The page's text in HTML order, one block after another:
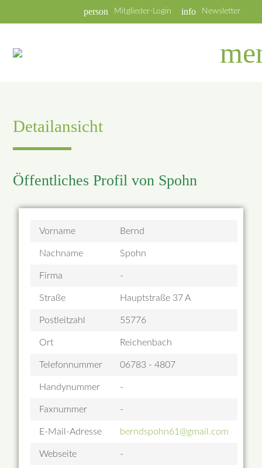
info Newsletter
person Mitglieder-Login
Detailansicht
Öffentliches Profil von Spohn
Vorname Bernd
Nachname Spohn
Firma -
Straße Hauptstraße 37 A
Postleitzahl 55776
Ort Reichenbach
Telefonnummer 06783 - 4807
Handynummer -
Faxnummer -
E-Mail-Adresse berndspohn61@gmail.com
Webseite -